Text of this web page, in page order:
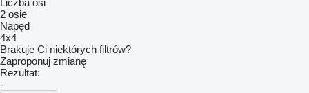
Liczba osi
2 osie
Napęd
4x4
Brakuje Ci niektórych filtrów?
Zaproponuj zmianę
Rezultat:
-